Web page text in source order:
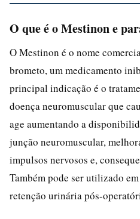
O que é o Mestinon e
O Mestinon é o nome
brometo, um medicamento
principal indicação é o
doença neuromuscular que
age aumentando a
junção neuromuscular,
impulsos nervosos e,
Também pode ser utilizado
retenção urinária pós-